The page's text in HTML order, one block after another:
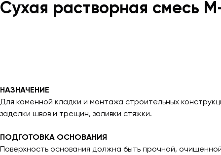
Сухая растворная смесь
НАЗНАЧЕНИЕ
Для каменной кладки и монтажа строительных
заделки швов и трещин, заливки стяжки.
ПОДГОТОВКА ОСНОВАНИЯ
Поверхность основания должна быть прочной,